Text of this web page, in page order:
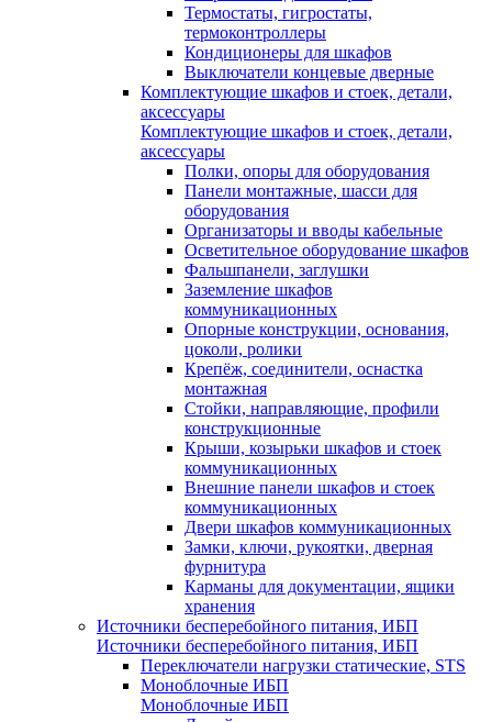
Термостаты, гигростаты,
термоконтроллеры
Кондиционеры для шкафов
Выключатели концевые дверные
Комплектующие шкафов и стоек, детали,
аксессуары
Комплектующие шкафов и стоек, детали,
аксессуары
Полки, опоры для оборудования
Панели монтажные, шасси для
оборудования
Организаторы и вводы кабельные
Осветительное оборудование шкафов
Фальшпанели, заглушки
Заземление шкафов
коммуникационных
Опорные конструкции, основания,
цоколи, ролики
Крепёж, соединители, оснастка
монтажная
Стойки, направляющие, профили
конструкционные
Крыши, козырьки шкафов и стоек
коммуникационных
Внешние панели шкафов и стоек
коммуникационных
Двери шкафов коммуникационных
Замки, ключи, рукоятки, дверная
фурнитура
Карманы для документации, ящики
хранения
Источники бесперебойного питания, ИБП
Источники бесперебойного питания, ИБП
Переключатели нагрузки статические, STS
Моноблочные ИБП
Моноблочные ИБП